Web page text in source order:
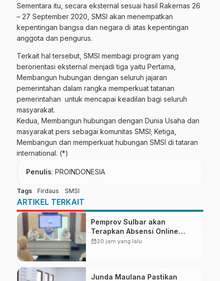
Sementara itu, secara eksternal sesuai hasil Rakernas 26
– 27 September 2020, SMSI akan menempatkan
kepentingan bangsa dan negara di atas kepentingan
anggota dan pengurus.
Terkait hal tersebut, SMSI membagi program yang
berorientasi eksternal menjadi tiga yaitu Pertama,
Membangun hubungan dengan seluruh jajaran
pemerintahan dalam rangka memperkuat tatanan
pemerintahan untuk mencapai keadilan bagi seluruh
masyarakat.
Kedua, Membangun hubungan dengan Dunia Usaha dan
masyarakat pers sebagai komunitas SMSI; Ketiga,
Membangun dan memperkuat hubungan SMSI di tataran
international. (*)
Penulis: PROINDONESIA
Tags Firdaus SMSI
ARTIKEL TERKAIT
Pemprov Sulbar akan
Terapkan Absensi Online
untuk ASN
calendar_month20 jam yang lalu
Junda Maulana Pastikan